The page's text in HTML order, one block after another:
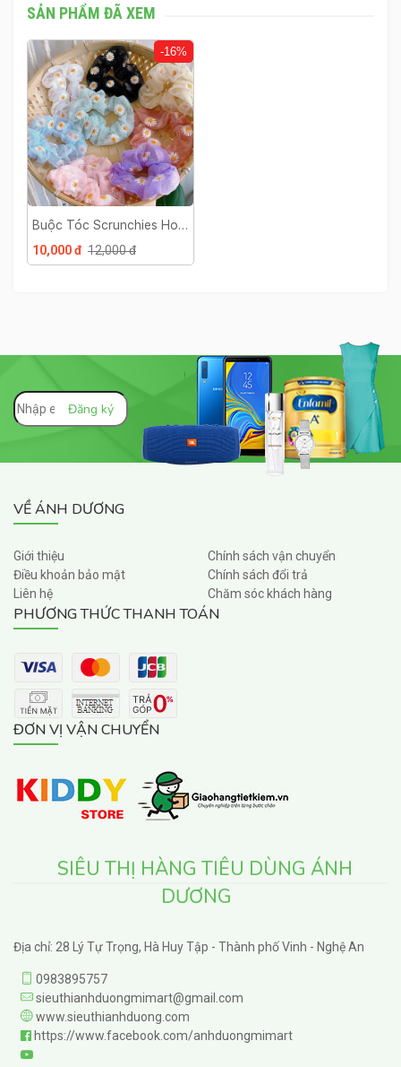
SẢN PHẨM ĐÃ XEM
-16%
Buộc Tóc Scrunchies Hoa
Cúc
10,000 đ 12,000 đ
VỀ ÁNH DƯƠNG
Giới thiệu
Điều khoản bảo mật
Liên hệ
Chính sách vận chuyển
Chính sách đổi trả
Chăm sóc khách hàng
PHƯƠNG THỨC THANH TOÁN
ĐƠN VỊ VẬN CHUYỂN
SIÊU THỊ HÀNG TIÊU DÙNG ÁNH
DƯƠNG
Địa chỉ: 28 Lý Tự Trọng, Hà Huy Tập - Thành phố Vinh - Nghệ An
0983895757
sieuthianhduongmimart@gmail.com
www.sieuthianhduong.com
https://www.facebook.com/anhduongmimart